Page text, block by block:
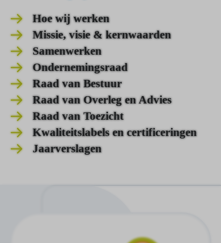
Hoe wij werken
Missie, visie & kernwaarden
Samenwerken
Ondernemingsraad
Raad van Bestuur
Raad van Overleg en Advies
Raad van Toezicht
Kwaliteitslabels en certificeringen
Jaarverslagen